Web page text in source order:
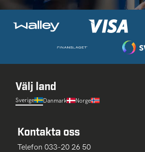
Välj land
Sverige Danmark Norge
Kontakta oss
Telefon 033-20 26 50